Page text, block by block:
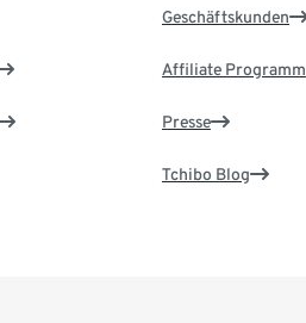
Geschäftskunden
Affiliate Programm
Presse
Tchibo Blog